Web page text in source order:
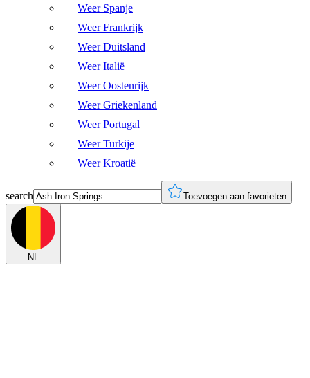
Weer Spanje
Weer Frankrijk
Weer Duitsland
Weer Italië
Weer Oostenrijk
Weer Griekenland
Weer Portugal
Weer Turkije
Weer Kroatië
search Toevoegen aan favorieten
NL